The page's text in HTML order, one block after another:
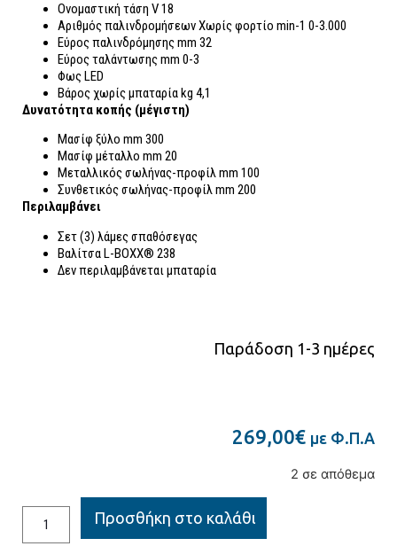
Ονομαστική τάση V 18
Αριθμός παλινδρομήσεων Χωρίς φορτίο min-1 0-3.000
Εύρος παλινδρόμησης mm 32
Εύρος ταλάντωσης mm 0-3
Φως LED
Βάρος χωρίς μπαταρία kg 4,1
Δυνατότητα κοπής (μέγιστη)
Μασίφ ξύλο mm 300
Μασίφ μέταλλο mm 20
Mεταλλικός σωλήνας-προφίλ mm 100
Συνθετικός σωλήνας-προφίλ mm 200
Περιλαμβάνει
Σετ (3) λάμες σπαθόσεγας
Βαλίτσα L-BOXX® 238
Δεν περιλαμβάνεται μπαταρία
Παράδοση 1-3 ημέρες
269,00€ με Φ.Π.Α
2 σε απόθεμα
Προσθήκη στο καλάθι